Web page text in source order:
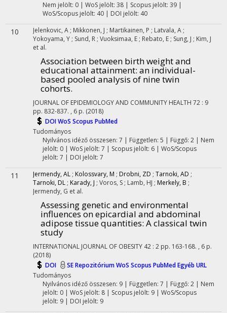
Nem jelölt: 0 | WoS jelölt: 38 | Scopus jelölt: 39 |
WoS/Scopus jelölt: 40 | DOI jelölt: 40
10 Jelenkovic, A ; Mikkonen, J ; Martikainen, P ; Latvala, A ;
Yokoyama, Y ; Sund, R ; Vuoksimaa, E ; Rebato, E ; Sung, J ; Kim, J
et al.
Association between birth weight and
educational attainment: an individual-
based pooled analysis of nine twin
cohorts.
JOURNAL OF EPIDEMIOLOGY AND COMMUNITY HEALTH 72 : 9
pp. 832-837. , 6 p. (2018)
DOIWoS Scopus PubMed
Tudományos
Nyilvános idéző összesen: 7 | Független: 5 | Függő: 2 | Nem
jelölt: 0 | WoS jelölt: 7 | Scopus jelölt: 6 | WoS/Scopus
jelölt: 7 | DOI jelölt: 7
11 Jermendy, AL ; Kolossvary, M ; Drobni, ZD ; Tarnoki, AD ;
Tarnoki, DL ; Karady, J ; Voros, S ; Lamb, HJ ; Merkely, B ;
Jermendy, G et al.
Assessing genetic and environmental
influences on epicardial and abdominal
adipose tissue quantities: A classical twin
study
INTERNATIONAL JOURNAL OF OBESITY 42 : 2 pp. 163-168. , 6 p.
(2018)
DOI
SE RepozitóriumWoS Scopus PubMedEgyéb URL
Tudományos
Nyilvános idéző összesen: 9| Független: 7 | Függő: 2 | Nem
jelölt: 0 | WoS jelölt: 8 | Scopus jelölt: 9 | WoS/Scopus
jelölt: 9 | DOI jelölt: 9